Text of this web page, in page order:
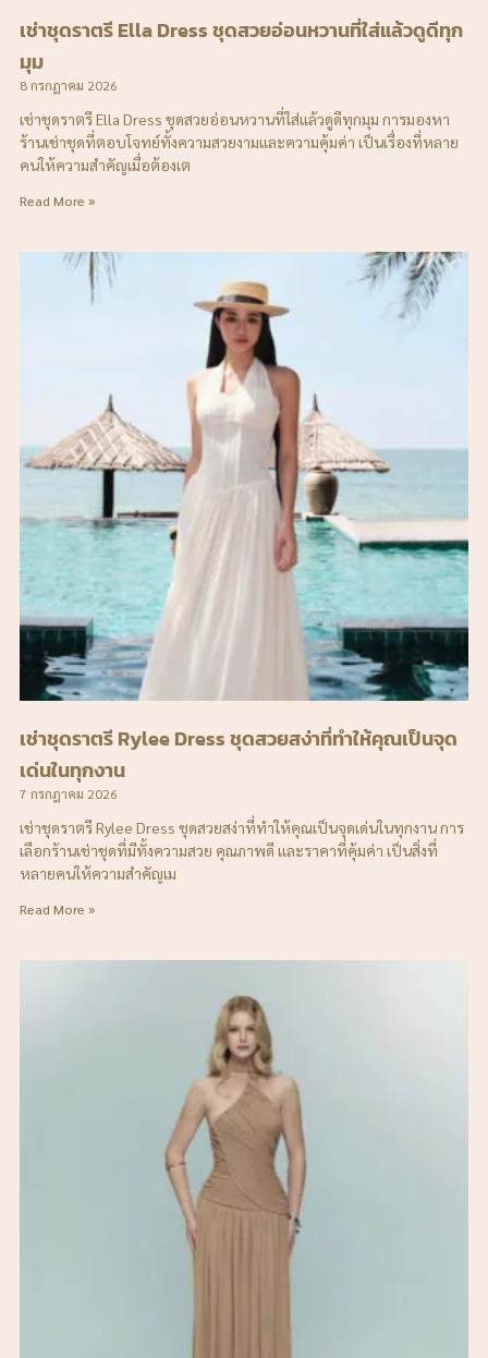
เช่าชุดราตรี Ella Dress ชุดสวยอ่อนหวานที่ใส่แล้วดูดีทุก
มุม
8 กรกฎาคม 2026
เช่าชุดราตรี Ella Dress ชุดสวยอ่อนหวานที่ใส่แล้วดูดีทุกมุม การมองหา
ร้านเช่าชุดที่ตอบโจทย์ทั้งความสวยงามและความคุ้มค่า เป็นเรื่องที่หลาย
คนให้ความสำคัญเมื่อต้องเต
Read More »
เช่าชุดราตรี Rylee Dress ชุดสวยสง่าที่ทำให้คุณเป็นจุด
เด่นในทุกงาน
7 กรกฎาคม 2026
เช่าชุดราตรี Rylee Dress ชุดสวยสง่าที่ทำให้คุณเป็นจุดเด่นในทุกงาน การ
เลือกร้านเช่าชุดที่มีทั้งความสวย คุณภาพดี และราคาที่คุ้มค่า เป็นสิ่งที่
หลายคนให้ความสำคัญเม
Read More »